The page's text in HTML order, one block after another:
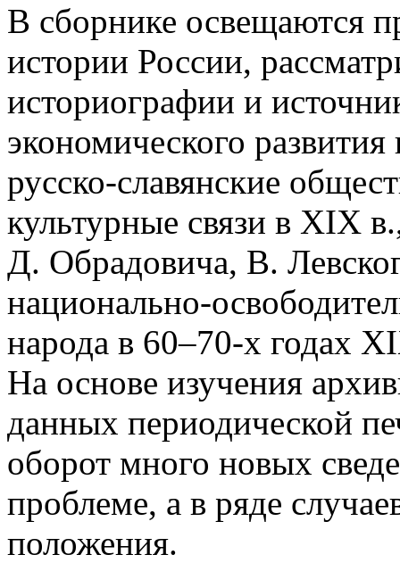
В сборнике освещаются
истории России,
историографии и
экономического
русско-славянские
культурные связи в XIX
Д. Обрадовича, В.
национально-
народа в 60–70-х годах
На основе изучения
данных периодической
оборот много новых
проблеме, а в ряде
положения.